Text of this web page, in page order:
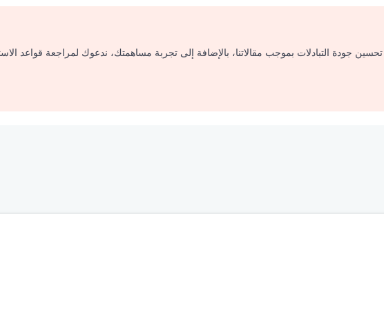
جودة التبادلات بموجب مقالاتنا، بالإضافة إلى تجربة مساهمتك، ندعوك لمراجعة قواعد